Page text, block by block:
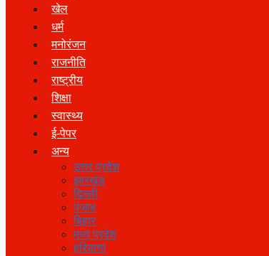
खेल
धर्म
मनोरंजन
राजनीति
राष्ट्रीय
शिक्षा
स्वास्थ्य
ई-पेपर
अन्य
उत्तर प्रदेश
झारखंड
दिल्ली
पंजाब
बिहार
मध्य प्रदेश
हरियाणा